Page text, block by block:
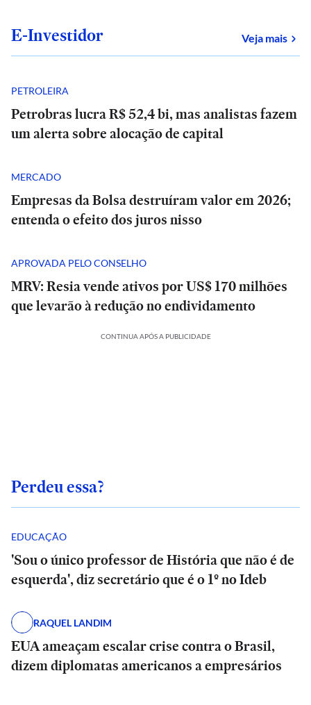
E-Investidor Veja mais
PETROLEIRA
Petrobras lucra R$ 52,4 bi, mas analistas fazem
um alerta sobre alocação de capital
MERCADO
Empresas da Bolsa destruíram valor em 2026;
entenda o efeito dos juros nisso
APROVADA PELO CONSELHO
MRV: Resia vende ativos por US$ 170 milhões
que levarão à redução no endividamento
CONTINUA APÓS A PUBLICIDADE
Perdeu essa?
EDUCAÇÃO
'Sou o único professor de História que não é de
esquerda', diz secretário que é o 1º no Ideb
RAQUEL LANDIM
EUA ameaçam escalar crise contra o Brasil,
dizem diplomatas americanos a empresários